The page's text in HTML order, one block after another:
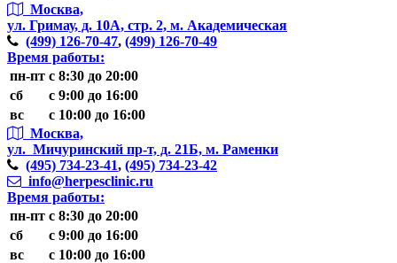
Москва,
ул. Гримау, д. 10А, стр. 2, м. Академическая
(499) 126-70-47, (499) 126-70-49
Время работы:
пн-пт с 8:30 до 20:00
сб
с 9:00 до 16:00
вс
с 10:00 до 16:00
Москва,
ул. Мичуринский пр-т, д. 21Б, м. Раменки
(495) 734-23-41, (495) 734-23-42
info@herpesclinic.ru
Время работы:
пн-пт с 8:30 до 20:00
сб
с 9:00 до 16:00
вс
с 10:00 до 16:00